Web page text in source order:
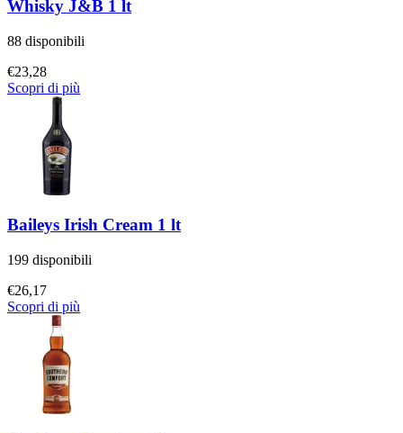
Whisky J&B 1 lt
88 disponibili
€23,28
Scopri di più
Baileys Irish Cream 1 lt
199 disponibili
€26,17
Scopri di più